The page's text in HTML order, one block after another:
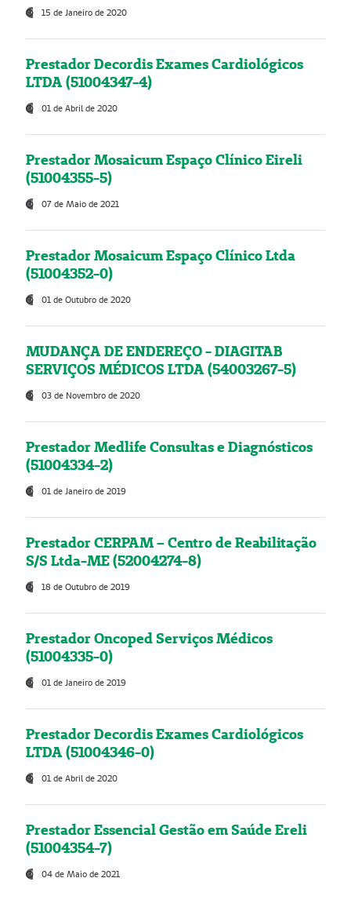
15 de Janeiro de 2020
Prestador Decordis Exames Cardiológicos
LTDA (51004347-4)
01 de Abril de 2020
Prestador Mosaicum Espaço Clínico Eireli
(51004355-5)
07 de Maio de 2021
Prestador Mosaicum Espaço Clínico Ltda
(51004352-0)
01 de Outubro de 2020
MUDANÇA DE ENDEREÇO - DIAGITAB
SERVIÇOS MÉDICOS LTDA (54003267-5)
03 de Novembro de 2020
Prestador Medlife Consultas e Diagnósticos
(51004334-2)
01 de Janeiro de 2019
Prestador CERPAM – Centro de Reabilitação
S/S Ltda-ME (52004274-8)
18 de Outubro de 2019
Prestador Oncoped Serviços Médicos
(51004335-0)
01 de Janeiro de 2019
Prestador Decordis Exames Cardiológicos
LTDA (51004346-0)
01 de Abril de 2020
Prestador Essencial Gestão em Saúde Ereli
(51004354-7)
04 de Maio de 2021